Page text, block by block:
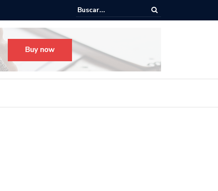
para el Festival Desfile Día de Muertos 2025 en Guadalajara